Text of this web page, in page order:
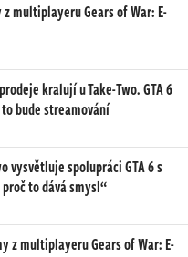
z multiplayeru Gears of War: E-
kralují u Take-Two. GTA 6
bude streamování
vysvětluje spolupráci GTA 6 s
to dává smysl“
z multiplayeru Gears of War: E-